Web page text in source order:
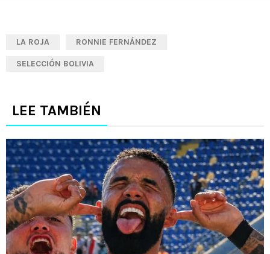
LA ROJA RONNIE FERNÁNDEZ
SELECCIÓN BOLIVIA
LEE TAMBIÉN